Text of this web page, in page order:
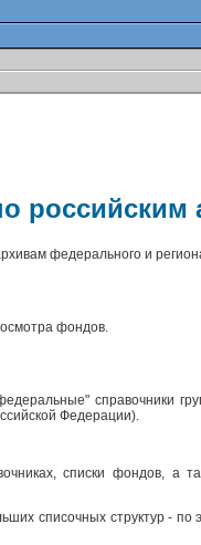
российским
федерального и
фондов.
справочники
Федерации).
списки фондов, а
списочных структур - по